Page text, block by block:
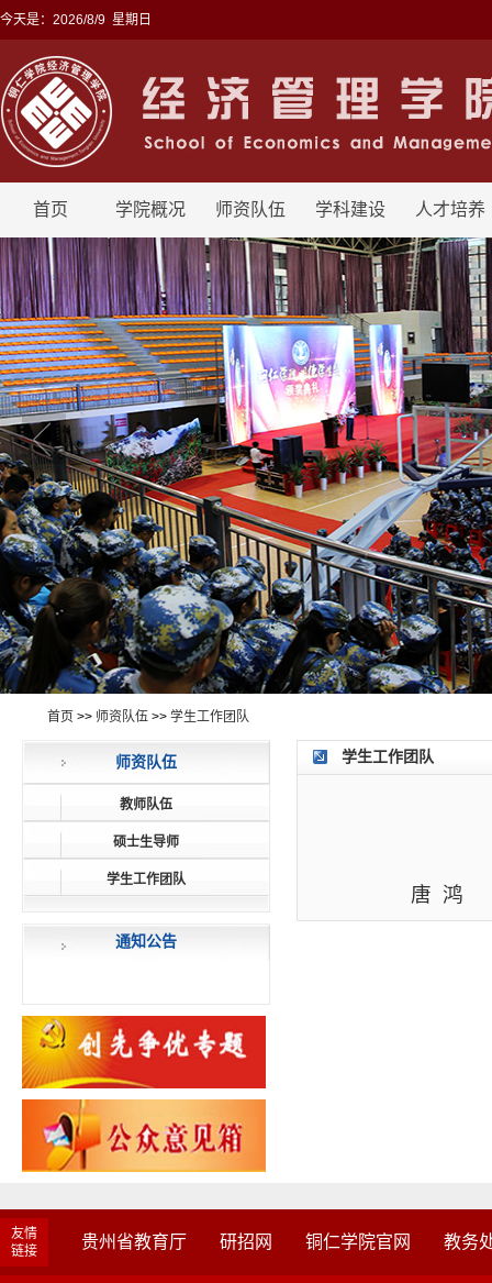
今天是： 2026/8/9 星期日
首页 学院概况 师资队伍 学科建设 人才培养
首页 >> 师资队伍 >> 学生工作团队
师资队伍
教师队伍
硕士生导师
学生工作团队
通知公告
学生工作团队
唐 鸿
友情
链接
贵州省教育厅 研招网 铜仁学院官网 教务